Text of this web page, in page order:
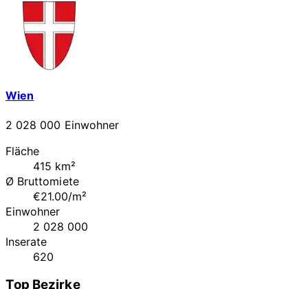
Wien
2 028 000 Einwohner
Fläche
415 km²
Ø Bruttomiete
€21.00/m²
Einwohner
2 028 000
Inserate
620
Top Bezirke